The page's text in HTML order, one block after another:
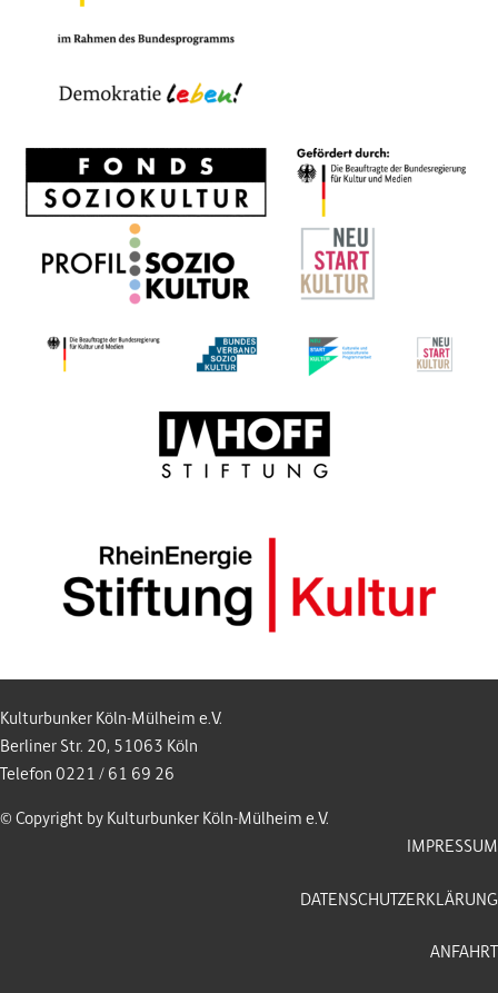
Kulturbunker Köln-Mülheim e.V.
Berliner Str. 20, 51063 Köln
Telefon 0221 / 61 69 26
© Copyright by Kulturbunker Köln-Mülheim e.V.
IMPRESSUM
DATENSCHUTZERKLÄRUNG
ANFAHRT